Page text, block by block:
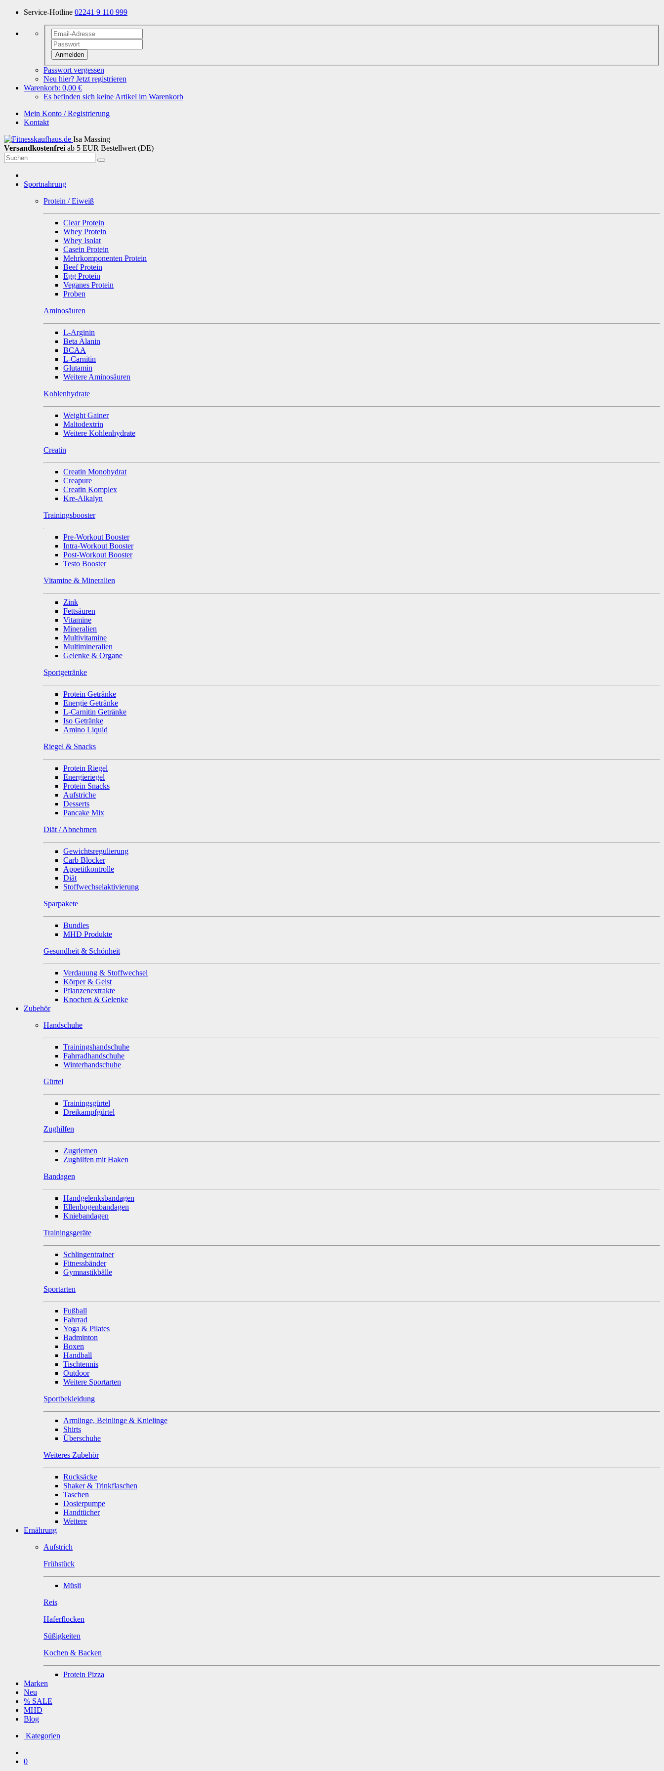
Service-Hotline 02241 9 110 999
Anmelden
Passwort vergessen
Neu hier? Jetzt registrieren
Warenkorb: 0,00 €
Es befinden sich keine Artikel im Warenkorb
Mein Konto / Registrierung
Kontakt
Isa Massing
Versandkostenfrei ab 5 EUR Bestellwert (DE)
Sportnahrung
Protein / Eiweiß
Clear Protein
Whey Protein
Whey Isolat
Casein Protein
Mehrkomponenten Protein
Beef Protein
Egg Protein
Veganes Protein
Proben
Aminosäuren
L-Arginin
Beta Alanin
BCAA
L-Carnitin
Glutamin
Weitere Aminosäuren
Kohlenhydrate
Weight Gainer
Maltodextrin
Weitere Kohlenhydrate
Creatin
Creatin Monohydrat
Creapure
Creatin Komplex
Kre-Alkalyn
Trainingsbooster
Pre-Workout Booster
Intra-Workout Booster
Post-Workout Booster
Testo Booster
Vitamine & Mineralien
Zink
Fettsäuren
Vitamine
Mineralien
Multivitamine
Multimineralien
Gelenke & Organe
Sportgetränke
Protein Getränke
Energie Getränke
L-Carnitin Getränke
Iso Getränke
Amino Liquid
Riegel & Snacks
Protein Riegel
Energieriegel
Protein Snacks
Aufstriche
Desserts
Pancake Mix
Diät / Abnehmen
Gewichtsregulierung
Carb Blocker
Appetitkontrolle
Diät
Stoffwechselaktivierung
Sparpakete
Bundles
MHD Produkte
Gesundheit & Schönheit
Verdauung & Stoffwechsel
Körper & Geist
Pflanzenextrakte
Knochen & Gelenke
Zubehör
Handschuhe
Trainingshandschuhe
Fahrradhandschuhe
Winterhandschuhe
Gürtel
Trainingsgürtel
Dreikampfgürtel
Zughilfen
Zugriemen
Zughilfen mit Haken
Bandagen
Handgelenksbandagen
Ellenbogenbandagen
Kniebandagen
Trainingsgeräte
Schlingentrainer
Fitnessbänder
Gymnastikbälle
Sportarten
Fußball
Fahrrad
Yoga & Pilates
Badminton
Boxen
Handball
Tischtennis
Outdoor
Weitere Sportarten
Sportbekleidung
Armlinge, Beinlinge & Knielinge
Shirts
Überschuhe
Weiteres Zubehör
Rucksäcke
Shaker & Trinkflaschen
Taschen
Dosierpumpe
Handtücher
Weitere
Ernährung
Aufstrich
Frühstück
Müsli
Reis
Haferflocken
Süßigkeiten
Kochen & Backen
Protein Pizza
Marken
Neu
% SALE
MHD
Blog
Kategorien
0